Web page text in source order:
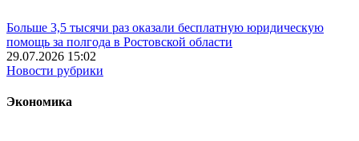
Больше 3,5 тысячи раз оказали бесплатную юридическую
помощь за полгода в Ростовской области
29.07.2026 15:02
Новости рубрики
Экономика